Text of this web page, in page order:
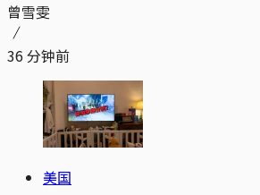
曾雪雯
36 分钟前
美国